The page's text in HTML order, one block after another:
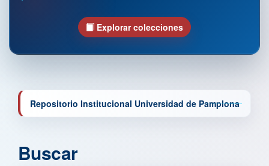
Explorar colecciones
Repositorio Institucional Universidad de Pamplona
Buscar